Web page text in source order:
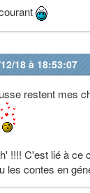
18 à 18:53:07
restent mes
!!!! C'est lié à ce
les contes en